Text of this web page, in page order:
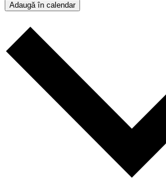
Adaugă în calendar